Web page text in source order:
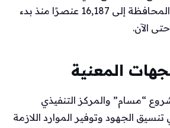
مشروع “مسام” في المحافظة إلى 16,187 عنصرًا منذ بدء
المعنية
“مسام” والمركز التنفيذي
تنسيق الجهود وتوفير الموارد اللازمة